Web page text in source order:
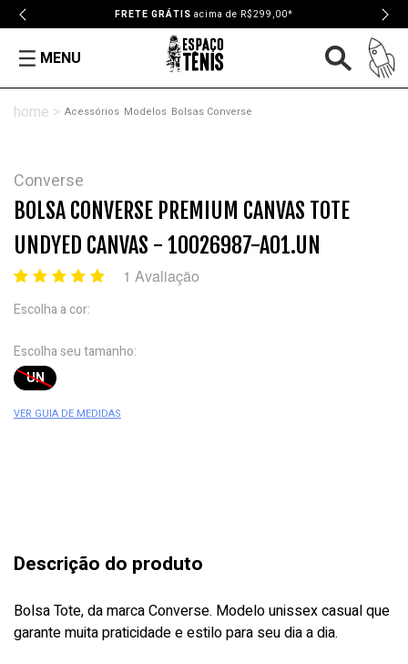
FRETE GRÁTIS acima de R$299,00*
MENU
Acessórios Modelos Bolsas Converse
Converse
BOLSA CONVERSE PREMIUM CANVAS TOTE
UNDYED CANVAS - 10026987-A01.UN
1 Avaliação
Escolha a cor:
Escolha seu tamanho:
UN
VER GUIA DE MEDIDAS
Descrição do produto
Bolsa Tote, da marca Converse. Modelo unissex casual que
garante muita praticidade e estilo para seu dia a dia.